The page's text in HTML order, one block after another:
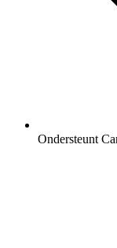
Ondersteunt